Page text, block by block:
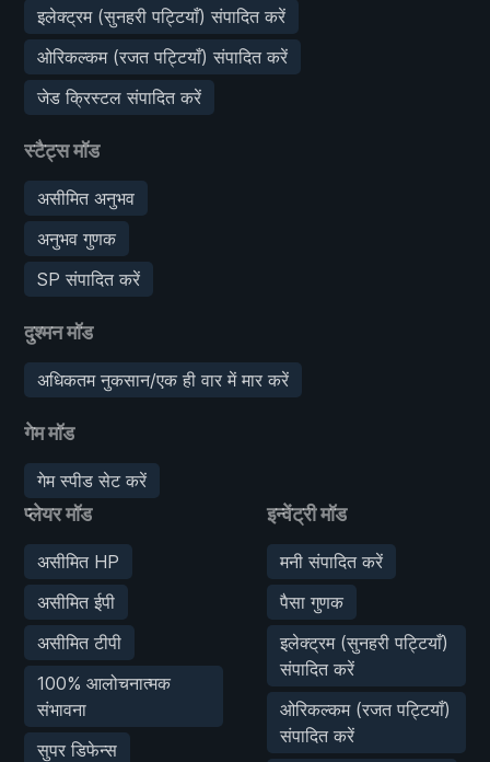
इलेक्ट्रम (सुनहरी पट्टियाँ) संपादित करें
ओरिकल्कम (रजत पट्टियाँ) संपादित करें
जेड क्रिस्टल संपादित करें
स्टैट्स मॉड
असीमित अनुभव
अनुभव गुणक
SP संपादित करें
दुश्मन मॉड
अधिकतम नुकसान/एक ही वार में मार करें
गेम मॉड
गेम स्पीड सेट करें
प्लेयर मॉड
असीमित HP
असीमित ईपी
असीमित टीपी
100% आलोचनात्मक
संभावना
सुपर डिफेन्स
इन्वेंट्री मॉड
मनी संपादित करें
पैसा गुणक
इलेक्ट्रम (सुनहरी पट्टियाँ)
संपादित करें
ओरिकल्कम (रजत पट्टियाँ)
संपादित करें